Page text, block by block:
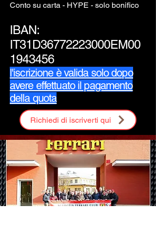
Conto su carta - HYPE - solo bonifico
IBAN:
IT31D36772223000EM00
1943456
l'iscrizione è valida solo dopo
avere effettuato il pagamento
della quota
Richiedi di iscriverti qui